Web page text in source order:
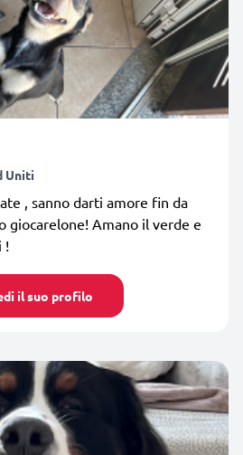
Uniti
, sanno darti amore fin da
giocarelone! Amano il verde e
!
il suo profilo